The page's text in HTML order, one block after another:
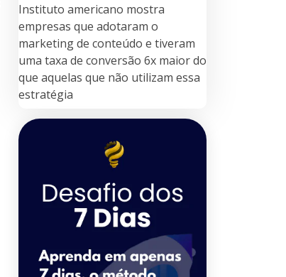
Instituto americano mostra
empresas que adotaram o
marketing de conteúdo e tiveram
uma taxa de conversão 6x maior do
que aquelas que não utilizam essa
estratégia